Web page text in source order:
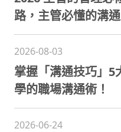
路，主管必懂的溝
2026-08-03
掌握「溝通技巧」5
學的職場溝通術！
2026-06-24